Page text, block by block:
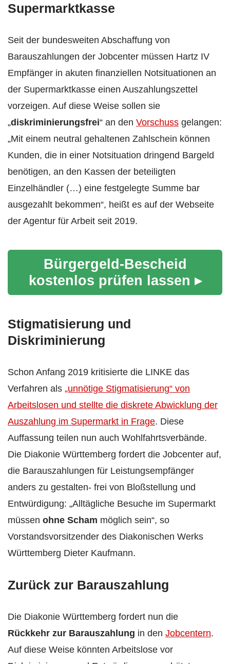
Supermarktkasse
Seit der bundesweiten Abschaffung von
Barauszahlungen der Jobcenter müssen Hartz IV
Empfänger in akuten finanziellen Notsituationen an
der Supermarktkasse einen Auszahlungszettel
vorzeigen. Auf diese Weise sollen sie
„diskriminierungsfrei“ an den Vorschuss gelangen:
„Mit einem neutral gehaltenen Zahlschein können
Kunden, die in einer Notsituation dringend Bargeld
benötigen, an den Kassen der beteiligten
Einzelhändler (…) eine festgelegte Summe bar
ausgezahlt bekommen“, heißt es auf der Webseite
der Agentur für Arbeit seit 2019.
Bürgergeld-Bescheid
kostenlos prüfen lassen ▸
Stigmatisierung und
Diskriminierung
Schon Anfang 2019 kritisierte die LINKE das
Verfahren als „unnötige Stigmatisierung“ von
Arbeitslosen und stellte die diskrete Abwicklung der
Auszahlung im Supermarkt in Frage. Diese
Auffassung teilen nun auch Wohlfahrtsverbände.
Die Diakonie Württemberg fordert die Jobcenter auf,
die Barauszahlungen für Leistungsempfänger
anders zu gestalten- frei von Bloßstellung und
Entwürdigung: „Alltägliche Besuche im Supermarkt
müssen ohne Scham möglich sein“, so
Vorstandsvorsitzender des Diakonischen Werks
Württemberg Dieter Kaufmann.
Zurück zur Barauszahlung
Die Diakonie Württemberg fordert nun die
Rückkehr zur Barauszahlung in den Jobcentern.
Auf diese Weise könnten Arbeitslose vor